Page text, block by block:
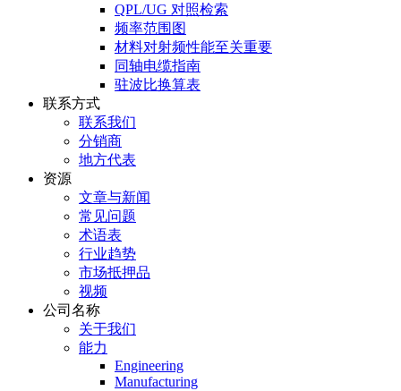
QPL/UG 对照检索
频率范围图
材料对射频性能至关重要
同轴电缆指南
驻波比换算表
联系方式
联系我们
分销商
地方代表
资源
文章与新闻
常见问题
术语表
行业趋势
市场抵押品
视频
公司名称
关于我们
能力
Engineering
Manufacturing